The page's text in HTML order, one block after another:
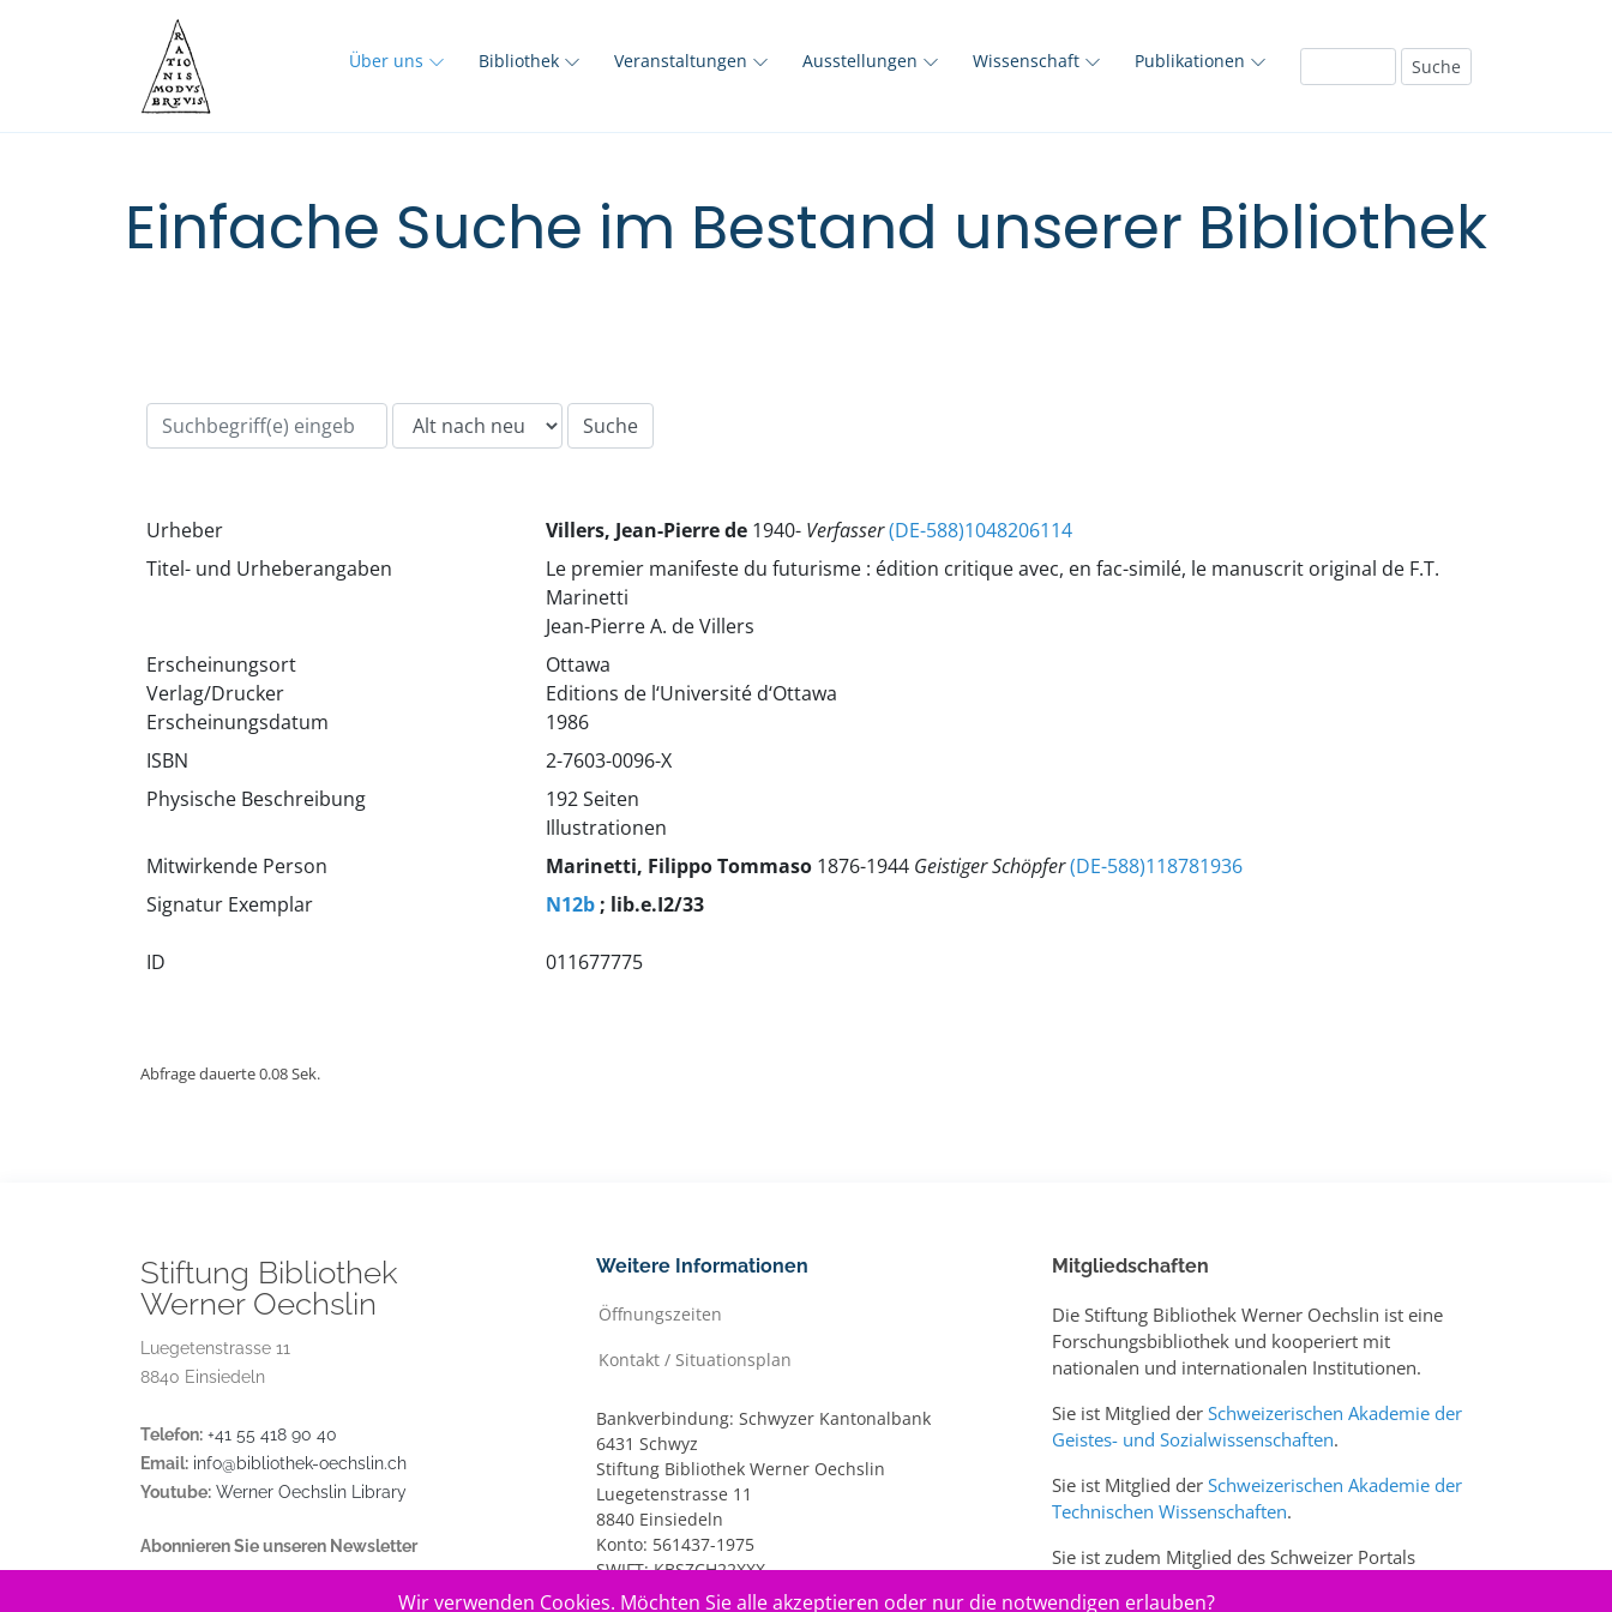
Über uns Bibliothek Veranstaltungen Ausstellungen Wissenschaft Publikationen
Einfache Suche im Bestand unserer Bibliothek
Urheber Villers, Jean-Pierre de 1940- Verfasser(DE-588)1048206114
Titel- und Urheberangaben
Le premier manifeste du futurisme : édition critique avec, en fac-similé, le manuscrit original de F.T.
Marinetti
Jean-Pierre A. de Villers
Erscheinungsort
Verlag/Drucker
Erscheinungsdatum
Ottawa
Editions de l‘Université d‘Ottawa
1986
ISBN
2-7603-0096-X
Physische Beschreibung
192 Seiten
Illustrationen
Mitwirkende Person
Marinetti, Filippo Tommaso 1876-1944 Geistiger Schöpfer(DE-588)118781936
Signatur Exemplar
N12b; lib.e.I2/33
ID 011677775
Abfrage dauerte 0.08 Sek.
Stiftung Bibliothek
Werner Oechslin
Luegetenstrasse 11
8840 Einsiedeln
Telefon: +41 55 418 90 40
Email: info@bibliothek-oechslin.ch
Youtube: Werner Oechslin Library
Abonnieren Sie unseren Newsletter
Weitere Informationen
Öffnungszeiten
Kontakt / Situationsplan
Bankverbindung: Schwyzer Kantonalbank
6431 Schwyz
Stiftung Bibliothek Werner Oechslin
Luegetenstrasse 11
8840 Einsiedeln
Konto: 561437-1975
SWIFT: KBSZCH22XXX
IBAN: CH20 0077 7005 6143 7197 5
Mitgliedschaften
Die Stiftung Bibliothek Werner Oechslin ist eine
Forschungsbibliothek und kooperiert mit
nationalen und internationalen Institutionen.
Sie ist Mitglied der Schweizerischen Akademie der
Geistes- und Sozialwissenschaften.
Sie ist Mitglied der Schweizerischen Akademie der
Technischen Wissenschaften.
Sie ist zudem Mitglied des Schweizer Portals
Wir verwenden Cookies. Möchten Sie alle akzeptieren oder nur die notwendigen erlauben?